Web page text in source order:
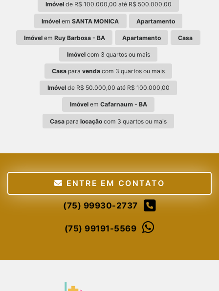
Imóvelde R$ 100.000,00 até R$ 500.000,00
Imóvel emSANTA MONICA Apartamento
Imóvelem Ruy Barbosa - BA Apartamento Casa
Imóvelcom 3 quartos ou mais
Casa para venda com 3 quartos ou mais
Imóvelde R$ 50.000,00 até R$ 100.000,00
Imóvelem Cafarnaum - BA
Casa para locação com 3 quartos ou mais
ENTRE EM CONTATO
(75) 99930-2737
(75) 99191-5569